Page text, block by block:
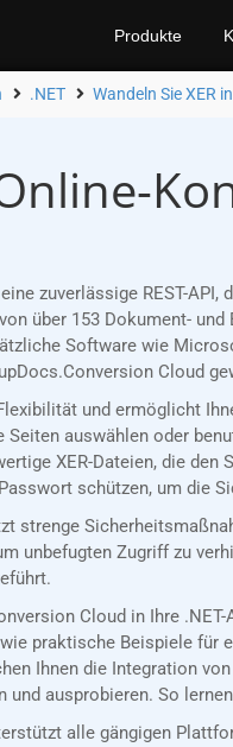
Produkte
.NET Wandeln Sie XER
Online-
zuverlässige REST-
über 153 Dokument-
Software wie
Cloud
und ermöglicht
auswählen oder
XER-Dateien, die
schützen, um die
strenge
unbefugten Zugriff zu
Cloud in Ihre
praktische Beispiele für
Ihnen die Integration
und ausprobieren. So
alle gängigen